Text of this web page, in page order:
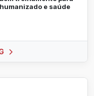
e saúde